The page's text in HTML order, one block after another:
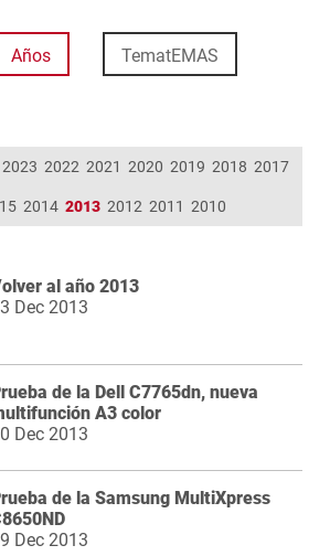
Años TematEMAS
2023 2022 2021 2020 2019 2018 2017
2014 2013 2012 2011 2010
al año 2013
Dec 2013
de la Dell C7765dn, nueva
A3 color
Dec 2013
de la Samsung MultiXpress
Dec 2013